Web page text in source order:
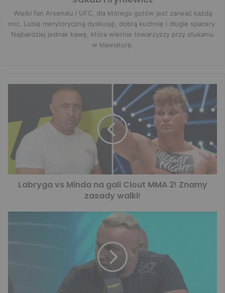
Wielki fan Arsenalu i UFC, dla którego gotów jest zarwać każdą
noc. Lubię merytoryczną dyskusję, dobrą kuchnię i długie spacery.
Najbardziej jednak kawę, która wiernie towarzyszy przy stukaniu
w klawiaturę.
Labryga vs Minda na gali Clout MMA 2! Znamy
zasady walki!